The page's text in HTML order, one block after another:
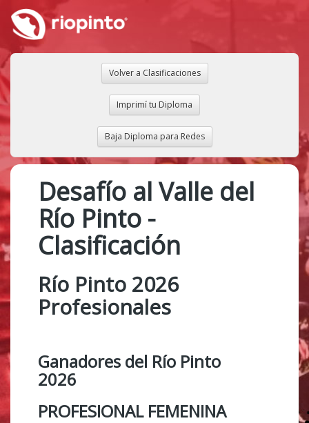
Volver a Clasificaciones
Imprimí tu Diploma
Baja Diploma para Redes
Desafío al Valle del
Río Pinto -
Clasificación
Río Pinto 2026
Profesionales
Ganadores del Río Pinto
2026
PROFESIONAL FEMENINA